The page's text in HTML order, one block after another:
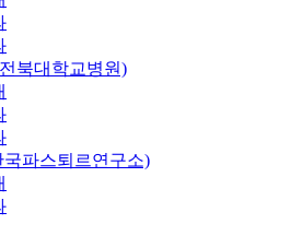
북대학교병원)
국파스퇴르연구소)